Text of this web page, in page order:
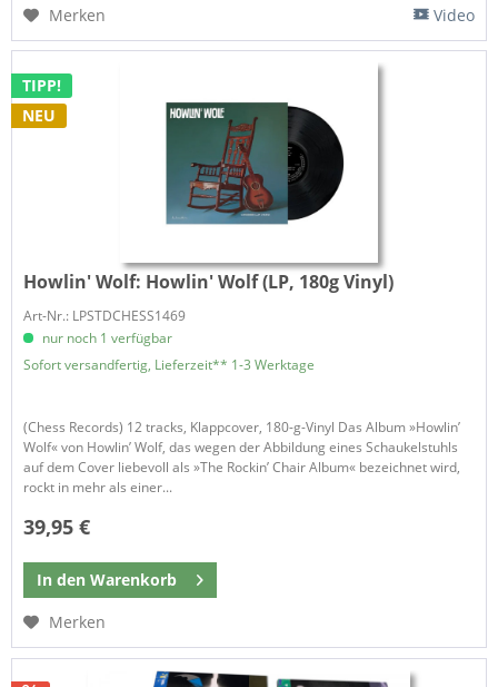
Merken
Video
TIPP!
NEU
Howlin' Wolf: Howlin' Wolf (LP, 180g Vinyl)
Art-Nr.: LPSTDCHESS1469
nur noch 1 verfügbar
Sofort versandfertig, Lieferzeit** 1-3 Werktage
(Chess Records) 12 tracks, Klappcover, 180-g-Vinyl Das Album »Howlin’
Wolf« von Howlin’ Wolf, das wegen der Abbildung eines Schaukelstuhls
auf dem Cover liebevoll als »The Rockin’ Chair Album« bezeichnet wird,
rockt in mehr als einer...
39,95 €
In den Warenkorb
Merken